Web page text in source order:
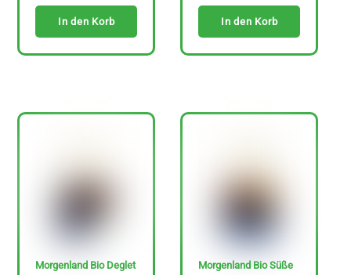
In den Korb In den Korb
Morgenland Bio Deglet
Morgenland Bio Süße